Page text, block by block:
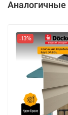
-13%